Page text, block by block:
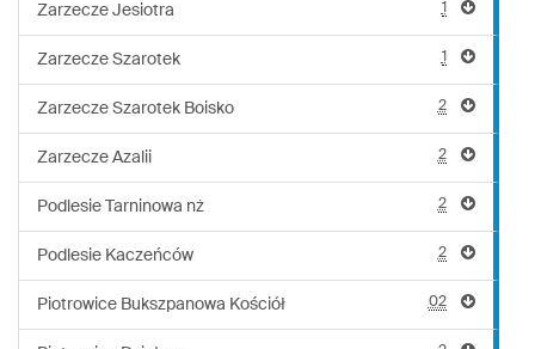
Zarzecze Jesiotra 1
Zarzecze Szarotek 1
Zarzecze Szarotek Boisko 2
Zarzecze Azalii 2
Podlesie Tarninowa nż 2
Podlesie Kaczeńców 2
Piotrowice Bukszpanowa Kościół 02